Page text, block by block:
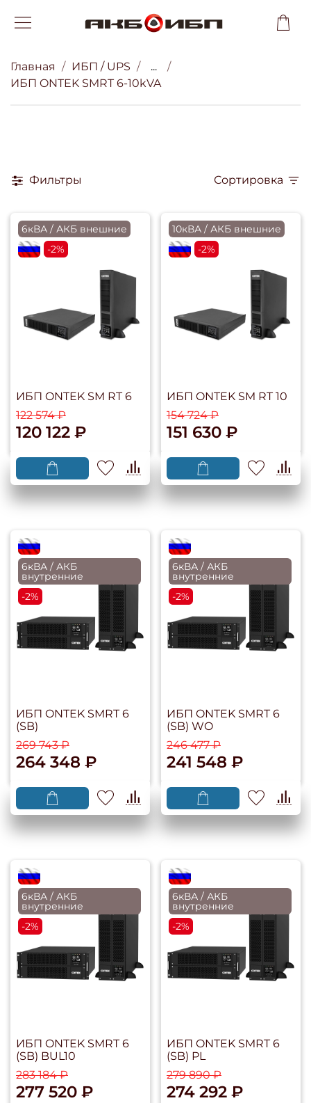
Главная ИБП / UPS
...
ИБП ONTEK SMRT 6-10kVA
Фильтры Сортировка
6кВА / АКБ внешние
flagRU-2%
ИБП ONTEK SM RT 6
122 574 ₽
120 122 ₽
10кВА / АКБ внешние
flagRU-2%
ИБП ONTEK SM RT 10
154 724 ₽
151 630 ₽
flagRU
6кВА / АКБ
внутренние
-2%
ИБП ONTEK SMRT 6
(SB)
269 743 ₽
264 348 ₽
flagRU
6кВА / АКБ
внутренние
-2%
ИБП ONTEK SMRT 6
(SB) WO
246 477 ₽
241 548 ₽
flagRU
6кВА / АКБ
внутренние
-2%
ИБП ONTEK SMRT 6
(SB) BUL10
283 184 ₽
277 520 ₽
flagRU
6кВА / АКБ
внутренние
-2%
ИБП ONTEK SMRT 6
(SB) PL
279 890 ₽
274 292 ₽